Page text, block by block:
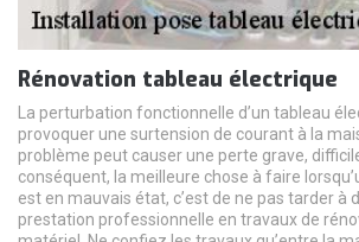
Rénovation tableau électrique
La perturbation fonctionnelle d’un tableau
provoquer une surtension de courant à la
problème peut causer une perte grave,
conséquent, la meilleure chose à faire
est en mauvais état, c’est de ne pas tarder à
prestation professionnelle en travaux de